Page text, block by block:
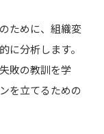
ために、組織変
に分析します。
敗の教訓を学
を立てるための